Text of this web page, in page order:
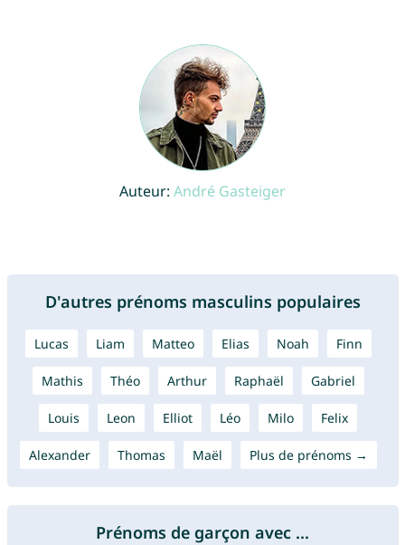
Auteur: André Gasteiger
D'autres prénoms masculins populaires
Lucas Liam Matteo Elias Noah Finn
Mathis Théo Arthur Raphaël Gabriel
Louis Leon Elliot Léo Milo Felix
Alexander Thomas Maël Plus de prénoms →
Prénoms de garçon avec ...